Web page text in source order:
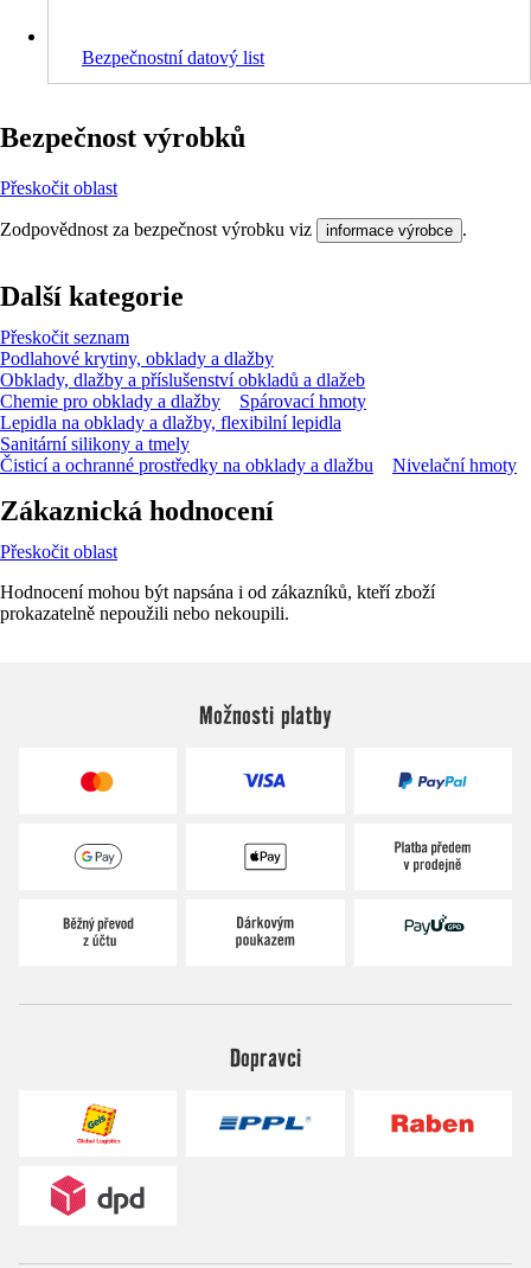
Bezpečnostní datový list
Bezpečnost výrobků
Přeskočit oblast
Zodpovědnost za bezpečnost výrobku viz informace výrobce .
Další kategorie
Přeskočit seznam
Podlahové krytiny, obklady a dlažby
Obklady, dlažby a příslušenství obkladů a dlažeb
Chemie pro obklady a dlažby
Spárovací hmoty
Lepidla na obklady a dlažby, flexibilní lepidla
Sanitární silikony a tmely
Čisticí a ochranné prostředky na obklady a dlažbu
Nivelační hmoty
Zákaznická hodnocení
Přeskočit oblast
Hodnocení mohou být napsána i od zákazníků, kteří zboží
prokazatelně nepoužili nebo nekoupili.
Možnosti platby
Dopravci